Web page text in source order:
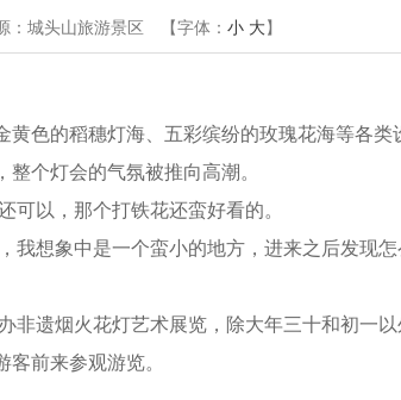
：城头山旅游景区 【字体： 小 大】
色的稻穗灯海、五彩缤纷的玫瑰花海等各类
个灯会的气氛被推向高潮。
可以，那个打铁花还蛮好看的。
想象中是一个蛮小的地方，进来之后发现
遗烟火花灯艺术展览，除大年三十和初一
前来参观游览。